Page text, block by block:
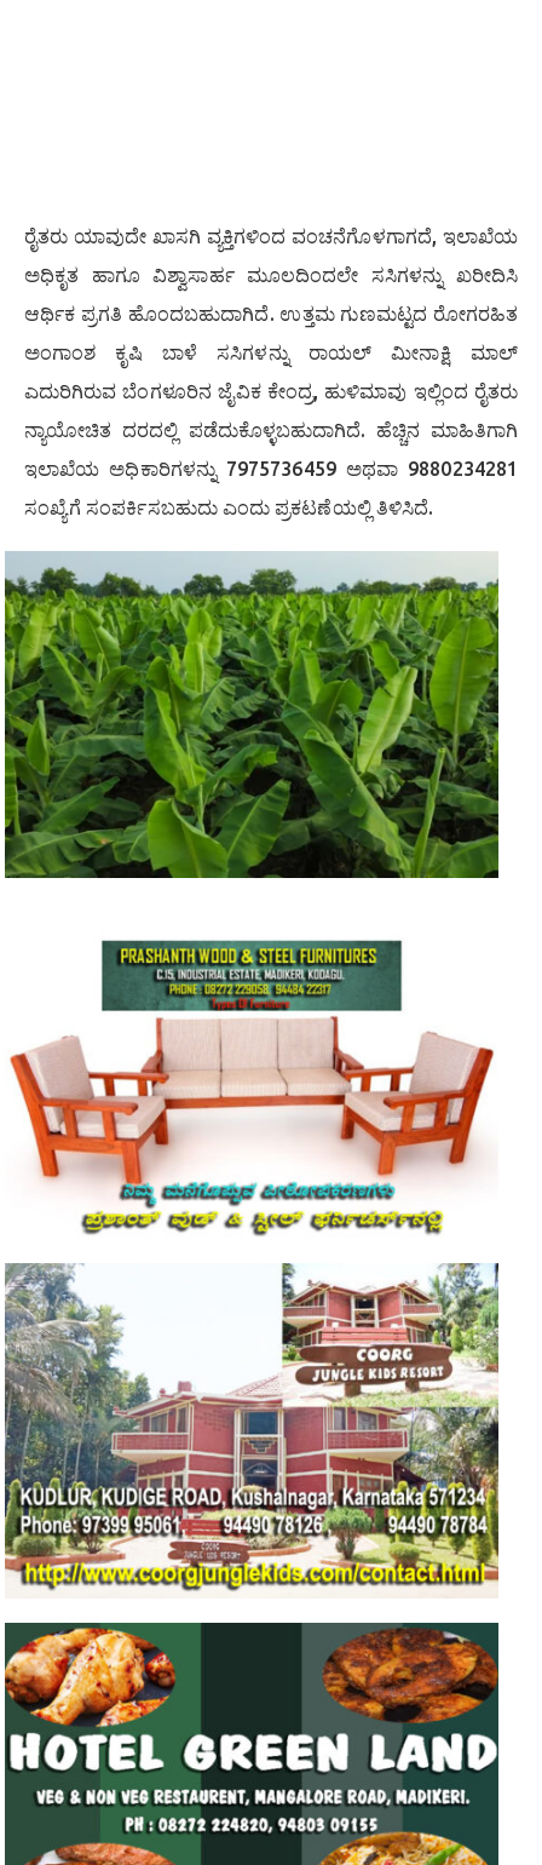
​ರೈತರು ಯಾವುದೇ ಖಾಸಗಿ ವ್ಯಕ್ತಿಗಳಿಂದ ವಂಚನೆಗೊಳಗಾಗದೆ, ಇಲಾಖೆಯ
ಅಧಿಕೃತ ಹಾಗೂ ವಿಶ್ವಾಸಾರ್ಹ ಮೂಲದಿಂದಲೇ ಸಸಿಗಳನ್ನು ಖರೀದಿಸಿ
ಆರ್ಥಿಕ ಪ್ರಗತಿ ಹೊಂದಬಹುದಾಗಿದೆ. ಉತ್ತಮ ಗುಣಮಟ್ಟದ ರೋಗರಹಿತ
ಅಂಗಾಂಶ ಕೃಷಿ ಬಾಳೆ ಸಸಿಗಳನ್ನು ರಾಯಲ್ ಮೀನಾಕ್ಷಿ ಮಾಲ್
ಎದುರಿಗಿರುವ ಬೆಂಗಳೂರಿನ ಜೈವಿಕ ಕೇಂದ್ರ, ಹುಳಿಮಾವು ಇಲ್ಲಿಂದ ರೈತರು
ನ್ಯಾಯೋಚಿತ ದರದಲ್ಲಿ ಪಡೆದುಕೊಳ್ಳಬಹುದಾಗಿದೆ. ಹೆಚ್ಚಿನ ಮಾಹಿತಿಗಾಗಿ
ಇಲಾಖೆಯ ಅಧಿಕಾರಿಗಳನ್ನು 7975736459 ಅಥವಾ 9880234281
ಸಂಖ್ಯೆಗೆ ಸಂಪರ್ಕಿಸಬಹುದು ಎಂದು ಪ್ರಕಟಣೆಯಲ್ಲಿ ತಿಳಿಸಿದೆ.